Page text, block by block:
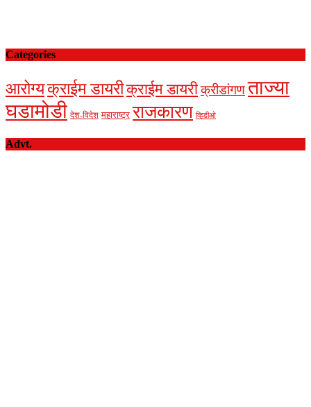
Categories
आरोग्यक्राईम डायरीक्राईम डायरीक्रीडांगणताज्या
घडामोडी देश-विदेश महाराष्ट्र राजकारण व्हिडीओ
Advt.